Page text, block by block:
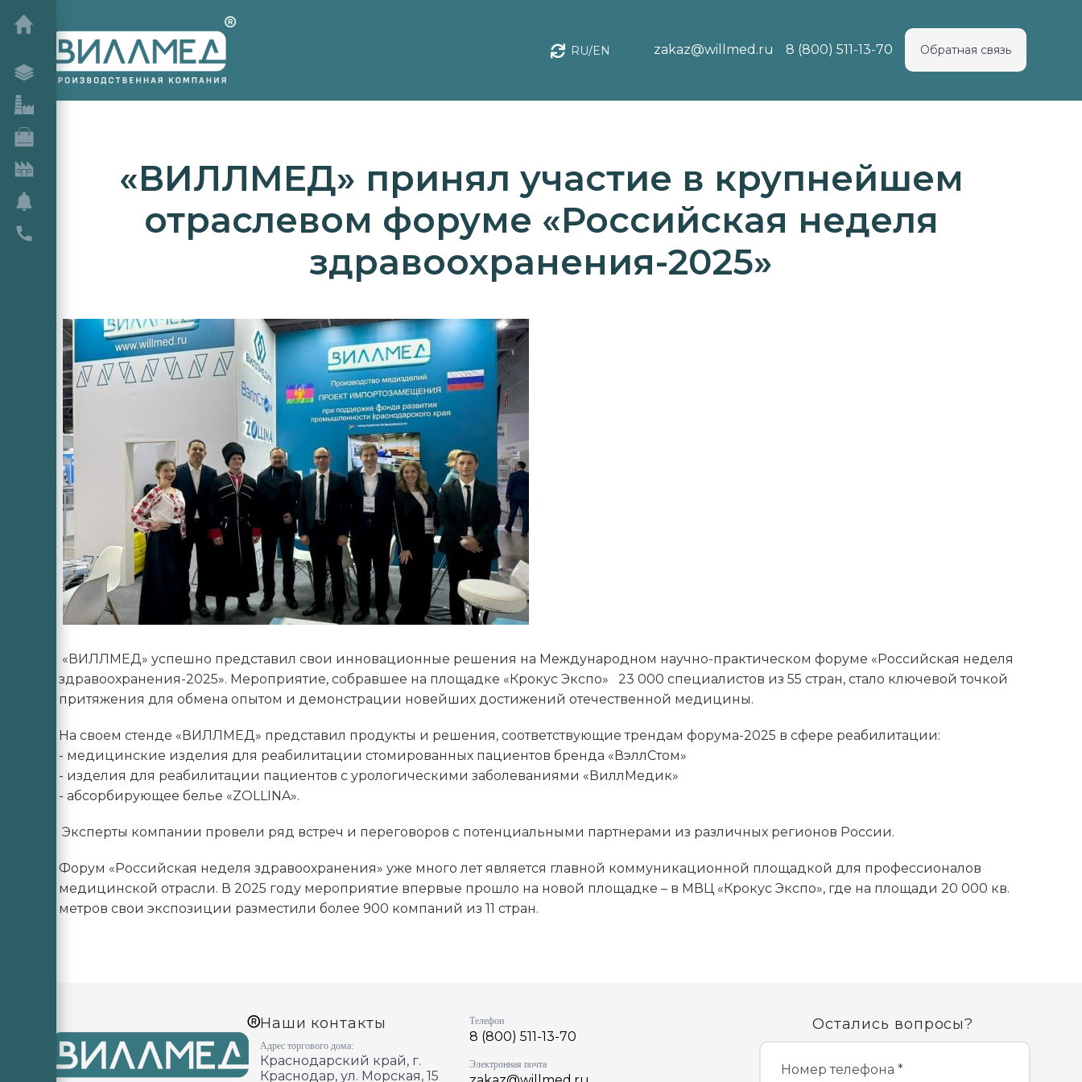
RU/EN zakaz@willmed.ru 8 (800) 511-13-70 Обратная связь
«ВИЛЛМЕД» принял участие в крупнейшем
отраслевом форуме «Российская неделя
здравоохранения-2025»
«ВИЛЛМЕД» успешно представил свои инновационные решения на Международном научно-практическом форуме «Российская неделя
здравоохранения-2025». Мероприятие, собравшее на площадке «Крокус Экспо» 23 000 специалистов из 55 стран, стало ключевой точкой
притяжения для обмена опытом и демонстрации новейших достижений отечественной медицины.
На своем стенде «ВИЛЛМЕД» представил продукты и решения, соответствующие трендам форума-2025 в сфере реабилитации:
- медицинские изделия для реабилитации стомированных пациентов бренда «ВэллСтом»
- изделия для реабилитации пациентов с урологическими заболеваниями «ВиллМедик»
- абсорбирующее белье «ZOLLINA».
Эксперты компании провели ряд встреч и переговоров с потенциальными партнерами из различных регионов России.
Форум «Российская неделя здравоохранения» уже много лет является главной коммуникационной площадкой для профессионалов
медицинской отрасли. В 2025 году мероприятие впервые прошло на новой площадке – в МВЦ «Крокус Экспо», где на площади 20 000 кв.
метров свои экспозиции разместили более 900 компаний из 11 стран.
Наши контакты
Адрес торгового дома:
Краснодарский край, г.
Краснодар, ул. Морская, 15
Телефон
8 (800) 511-13-70
Электронная почта
Остались вопросы?
Номер телефона *